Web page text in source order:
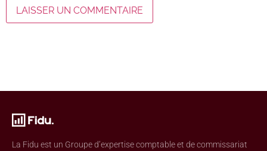
La Fidu est un Groupe d’expertise comptable et de commissariat